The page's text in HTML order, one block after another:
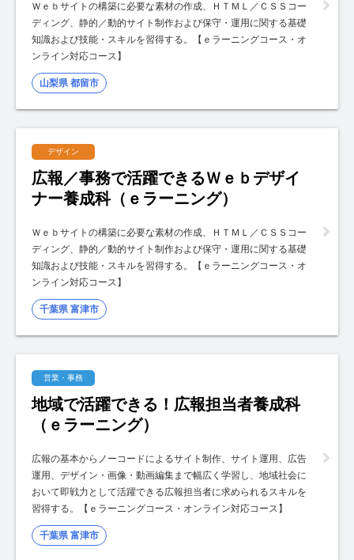
Ｗｅｂサイトの構築に必要な素材の作成、ＨＴＭＬ／ＣＳＳコー
ディング、静的／動的サイト制作および保守・運用に関する基礎
知識および技能・スキルを習得する。【ｅラーニングコース・オ
ンライン対応コース】
山梨県 都留市
デザイン
広報／事務で活躍できるＷｅｂデザイ
ナー養成科（ｅラーニング）
Ｗｅｂサイトの構築に必要な素材の作成、ＨＴＭＬ／ＣＳＳコー
ディング、静的／動的サイト制作および保守・運用に関する基礎
知識および技能・スキルを習得する。【ｅラーニングコース・オ
ンライン対応コース】
千葉県 富津市
営業・事務
地域で活躍できる！広報担当者養成科
（ｅラーニング）
広報の基本からノーコードによるサイト制作、サイト運用、広告
運用、デザイン・画像・動画編集まで幅広く学習し、地域社会に
おいて即戦力として活躍できる広報担当者に求められるスキルを
習得する。【ｅラーニングコース・オンライン対応コース】
千葉県 富津市